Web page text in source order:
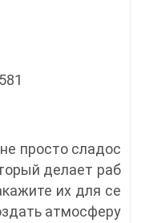
просто сладос
делает раб
их для се
атмосферу